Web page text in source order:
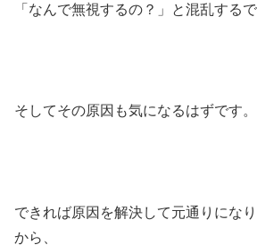
「なんで無視するの？」と混乱するで
そしてその原因も気になるはずです。
できれば原因を解決して元通りにな
から、